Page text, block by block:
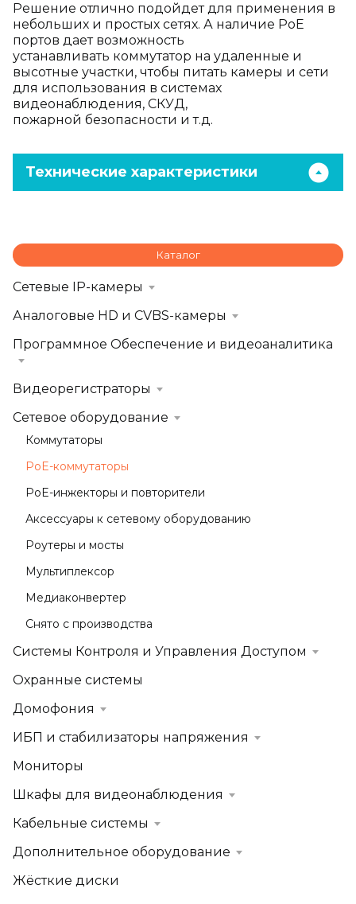
Решение отлично подойдет для применения в
небольших и простых сетях. А наличие PoE
портов дает возможность
устанавливать коммутатор на удаленные и
высотные участки, чтобы питать камеры и сети
для использования в системах
видеонаблюдения, СКУД,
пожарной безопасности и т.д.
Технические характеристики
Каталог
Сетевые IP-камеры
Аналоговые HD и CVBS-камеры
Программное Обеспечение и видеоаналитика
Видеорегистраторы
Сетевое оборудование
Коммутаторы
PoE-коммутаторы
PoE-инжекторы и повторители
Аксессуары к сетевому оборудованию
Роутеры и мосты
Мультиплексор
Медиаконвертер
Снято с производства
Системы Контроля и Управления Доступом
Охранные системы
Домофония
ИБП и стабилизаторы напряжения
Мониторы
Шкафы для видеонаблюдения
Кабельные системы
Дополнительное оборудование
Жёсткие диски